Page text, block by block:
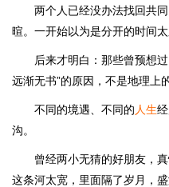
两个人已经没办法找回共
暄。一开始以为是分开的时间
后来才明白：那些曾预想
远渐无书”的原因，不是地理上
不同的境遇、不同的 人生
沟。
曾经两小无猜的好朋友，
这条河太宽，里面隔了岁月，